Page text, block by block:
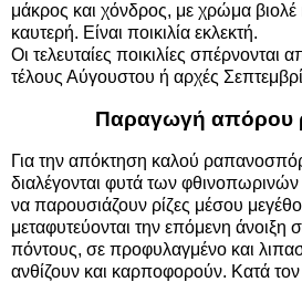
μάκρος και χόνδρος, με χρώμα βιολέ
καυτερή. Είναι ποικιλία εκλεκτή.
Οι τελευταίες ποικιλίες σπέρνονται
τέλους Αύγουστου ή αρχές
Παραγωγή απόρου
Για την απόκτηση καλού
διαλέγονται φυτά των
να παρουσιάζουν ρίζες μέσου
μεταφυτεύονται την επόμενη άνοιξη
πόντους, σε προφυλαγμένο και
ανθίζουν και καρποφορούν. Κατά τον